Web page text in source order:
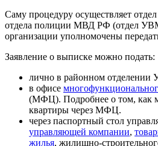
Саму процедуру осуществляет
отдела полиции МВД РФ (отдел
организации уполномочены
Заявление о выписке можно подать:
лично в районном
в офисе
(МФЦ). Подробнее о том, как
квартиры через МФЦ.
через паспортный стол
управляющей компании,
жилья, жилищно-